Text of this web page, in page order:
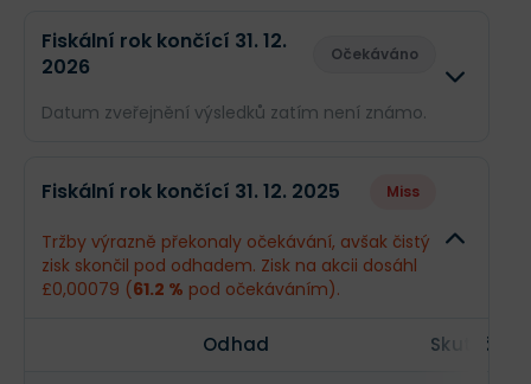
Obrat --
£2,12 mil.
Fiskální rok končící 31. 12.
2026
Očekáváno
Datum zveřejnění výsledků zatím není známo.
Příjmy £16,12 mil.
Fiskální rok končící 31. 12. 2025 Miss
Tržby výrazně překonaly očekávání, avšak čistý
zisk skončil pod odhadem. Zisk na akcii dosáhl
£0,00079 (61.2 % pod očekáváním).
Odhad